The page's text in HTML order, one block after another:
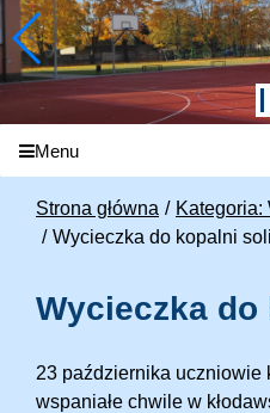
Menu
Strona główna
Kategoria:
Wycieczka do kopalni soli
Wycieczka
23 października uczniowie
wspaniałe chwile w